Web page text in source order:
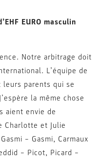
EURO masculin
Notre arbitrage doit
L’équipe de
parents qui se
la même chose
aient envie de
Charlotte et Julie
– Gasmi, Carmaux
– Picot, Picard –